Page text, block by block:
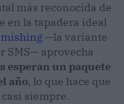
más reconocida de
en la tapadera ideal
—la variante
SMS— aprovecha
esperan un paquete
año, lo que hace que
siempre.